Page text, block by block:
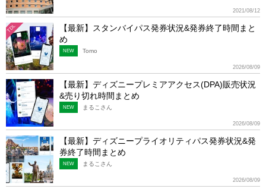
2021/08/12
TDL
【最新】スタンバイパス発券状況&発券終了時間まと
め
2026/08/09
NEW Tomo
【最新】ディズニープレミアアクセス(DPA)販売状況
&売り切れ時間まとめ
2026/08/09
NEW まるこさん
【最新】ディズニープライオリティパス発券状況&発
券終了時間まとめ
2026/08/09
NEW まるこさん